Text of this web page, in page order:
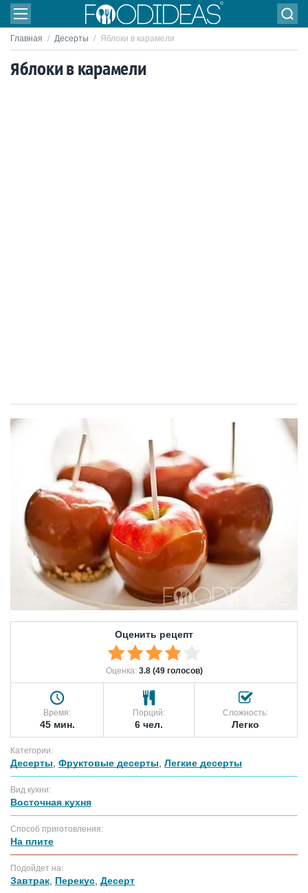
Главная / Десерты / Яблоки в карамели
Яблоки в карамели
Оценить рецепт
Оценка: 3.8 (49 голосов)
Время:
45 мин.
Порций:
6 чел.
Сложность:
Легко
Категории:
Десерты Фруктовые десерты Легкие десерты
Вид кухни:
Восточная кухня
Способ приготовления:
На плите
Подойдет на:
Завтрак Перекус Десерт